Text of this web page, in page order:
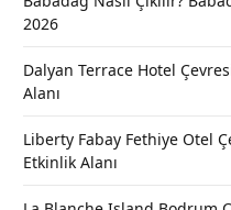
2026
Dalyan Terrace Hotel
Alanı
Liberty Fabay Fethiye Otel
Etkinlik Alanı